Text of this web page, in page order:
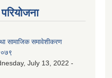
सामाजिक समावेशीकरण
July 13, 2022 -